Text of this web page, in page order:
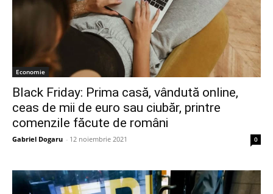
Economie
Black Friday: Prima casă, vândută online,
ceas de mii de euro sau ciubăr, printre
comenzile făcute de români
Gabriel Dogaru - 12 noiembrie 2021 0